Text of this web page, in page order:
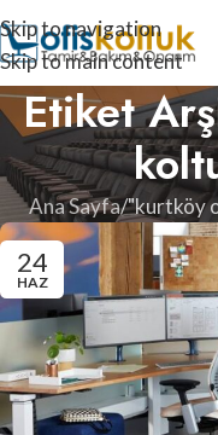
Skip to navigation
Skip to main content
Etiket
Ana Sayfa "kurtköy
24
HAZ